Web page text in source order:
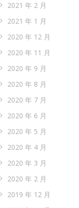
2021 年 2 月
2021 年 1 月
2020 年 12 月
2020 年 11 月
2020 年 9 月
2020 年 8 月
2020 年 7 月
2020 年 6 月
2020 年 5 月
2020 年 4 月
2020 年 3 月
2020 年 2 月
2019 年 12 月